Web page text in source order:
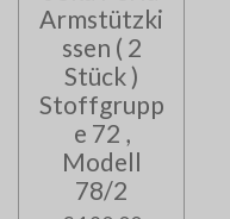
Armstützki
ssen ( 2
Stück )
Stoffgrupp
e 72 ,
Modell
78/2